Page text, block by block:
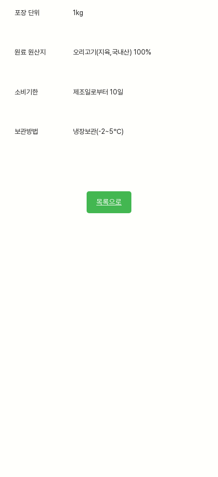
포장 단위 1kg
원료 원산지 오리고기(지육,국내산) 100%
소비기한 제조일로부터 10일
보관방법 냉장보관(-2~5℃)
목록으로